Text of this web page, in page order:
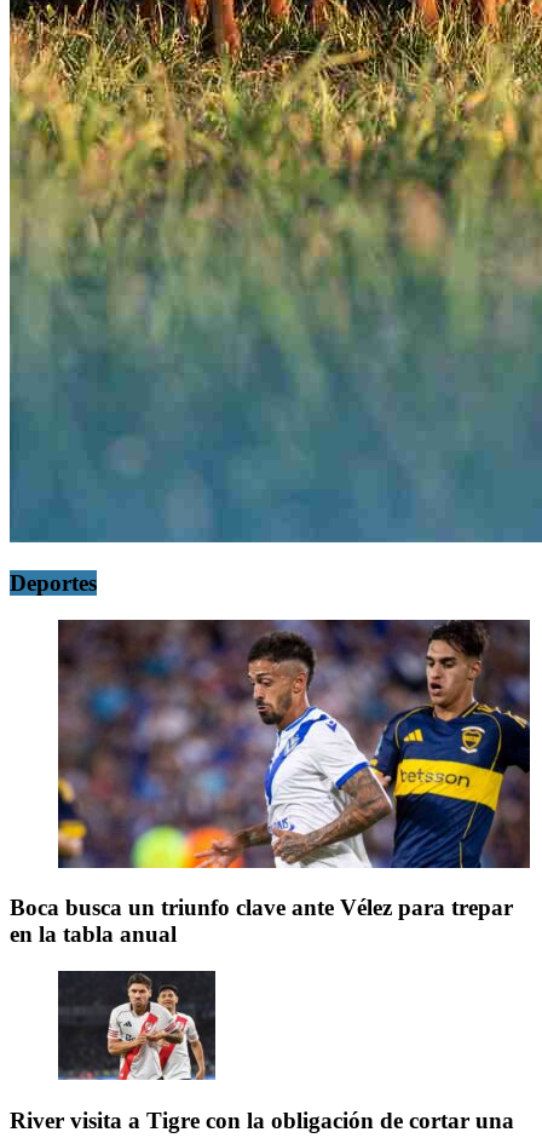
Deportes
Boca busca un triunfo clave ante Vélez para trepar
en la tabla anual
River visita a Tigre con la obligación de cortar una